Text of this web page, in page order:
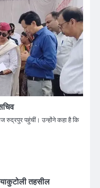
रुद्रपुर पहुंचीं। उन्होंने कहा है कि
तहसील